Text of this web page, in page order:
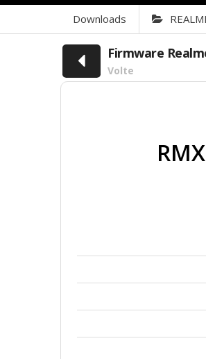
Downloads
Firmware
Volte